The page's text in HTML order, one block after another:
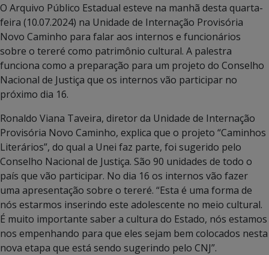
O Arquivo Público Estadual esteve na manhã desta quarta-
feira (10.07.2024) na Unidade de Internação Provisória
Novo Caminho para falar aos internos e funcionários
sobre o tereré como patrimônio cultural. A palestra
funciona como a preparação para um projeto do Conselho
Nacional de Justiça que os internos vão participar no
próximo dia 16.
Ronaldo Viana Taveira, diretor da Unidade de Internação
Provisória Novo Caminho, explica que o projeto “Caminhos
Literários”, do qual a Unei faz parte, foi sugerido pelo
Conselho Nacional de Justiça. São 90 unidades de todo o
país que vão participar. No dia 16 os internos vão fazer
uma apresentação sobre o tereré. “Esta é uma forma de
nós estarmos inserindo este adolescente no meio cultural.
É muito importante saber a cultura do Estado, nós estamos
nos empenhando para que eles sejam bem colocados nesta
nova etapa que está sendo sugerindo pelo CNJ”.